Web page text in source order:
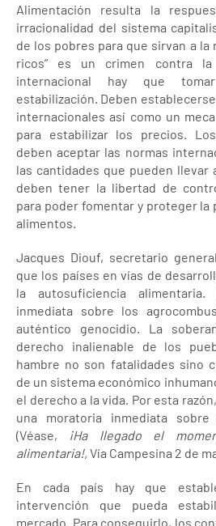
Alimentación resulta la
irracionalidad del sistema
de los pobres para que sirvan a la
ricos” es un crimen contra la
internacional hay que
estabilización. Deben
internacionales así como un
para estabilizar los precios.
deben aceptar las normas
las cantidades que pueden llevar
deben tener la libertad de
para poder fomentar y proteger la
alimentos.
Jacques Diouf, secretario
que los países en vías de
la autosuficiencia
inmediata sobre los
auténtico genocidio. La
derecho inalienable de los
hambre no son fatalidades sino
de un sistema económico
el derecho a la vida. Por esta
una moratoria inmediata sobre
(Véase, ¡Ha llegado el
alimentaria!,Vía Campesina 2 de
En cada país hay que
intervención que pueda
mercado. Para conseguirlo, los